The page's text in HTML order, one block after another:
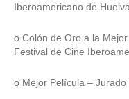
Iberoamericano de
o Colón de Oro a la
Festival de Cine
o Mejor Película –